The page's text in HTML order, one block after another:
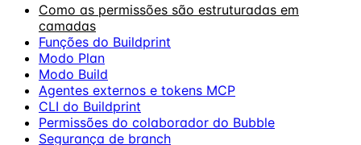
Como as permissões são estruturadas em
camadas
Funções do Buildprint
Modo Plan
Modo Build
Agentes externos e tokens MCP
CLI do Buildprint
Permissões do colaborador do Bubble
Segurança de branch